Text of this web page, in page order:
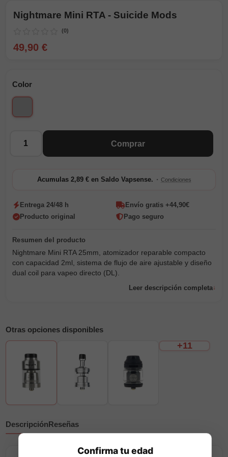
Nightmare Mini RTA - Suicide Mods
(0)
49,90 €
Color
Comprar
Acumulas 2,89 € en Saldo Vapsense. · Condiciones
Entrega 24/48 h
Envío gratis +44,90€
Producto original
Pago seguro
Nightmare Mini RTA 25mm, atomizador reparable compacto
con capacidad 2ml, sistema de flujo de aire ajustable y diseño
dual coil para vapeo directo (DL).
Leer descripción completa
Otras opciones disponibles
+11
DescripciónReseñas
Confirma tu edad